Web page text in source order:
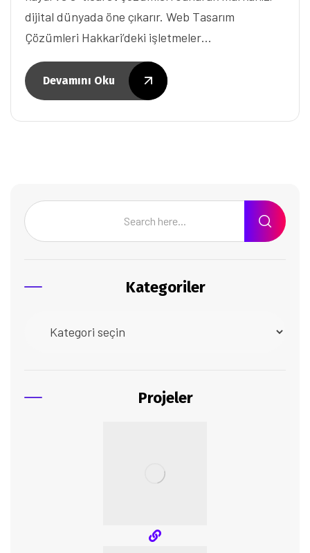
dijital dünyada öne çıkarır. Web Tasarım
Çözümleri Hakkari’deki işletmeler…
Devamını Oku
Kategoriler
Projeler